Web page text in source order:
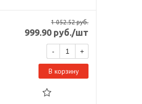
1 052.52руб.
999.90 руб./шт
- +
В корзину